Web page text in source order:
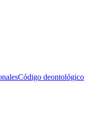
Código deontológico